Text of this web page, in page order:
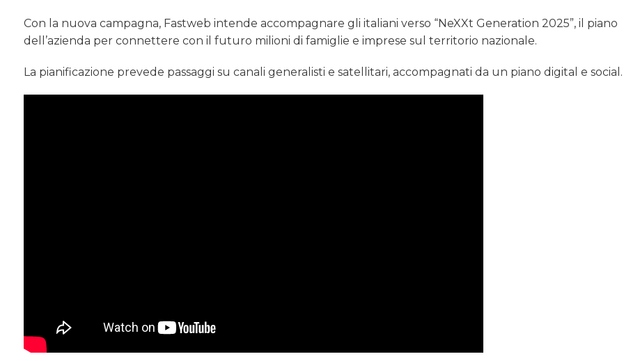
Con la nuova campagna, Fastweb intende accompagnare gli italiani verso “NeXXt Generation 2025”, il piano
dell’azienda per connettere con il futuro milioni di famiglie e imprese sul territorio nazionale.
La pianificazione prevede passaggi su canali generalisti e satellitari, accompagnati da un piano digital e social.